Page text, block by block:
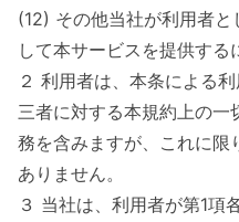
(12) その他当社が利用者
して本サービスを提供する
２ 利用者は、本条による
三者に対する本規約上の
務を含みますが、これに限
ありません。
３ 当社は、利用者が第1項